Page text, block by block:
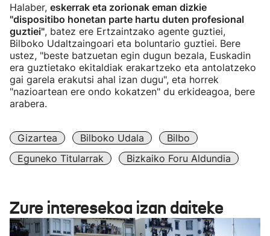
Halaber, eskerrak eta zorionak eman dizkie
"dispositibo honetan parte hartu duten profesional
guztiei", batez ere Ertzaintzako agente guztiei,
Bilboko Udaltzaingoari eta boluntario guztiei. Bere
ustez, "beste batzuetan egin dugun bezala, Euskadin
era guztietako ekitaldiak erakartzeko eta antolatzeko
gai garela erakutsi ahal izan dugu", eta horrek
"nazioartean ere ondo kokatzen" du erkideagoa, bere
arabera.
Gizartea Bilboko Udala
Bilbo
Eguneko Titularrak
Bizkaiko Foru Aldundia
Zure interesekoa izan daiteke